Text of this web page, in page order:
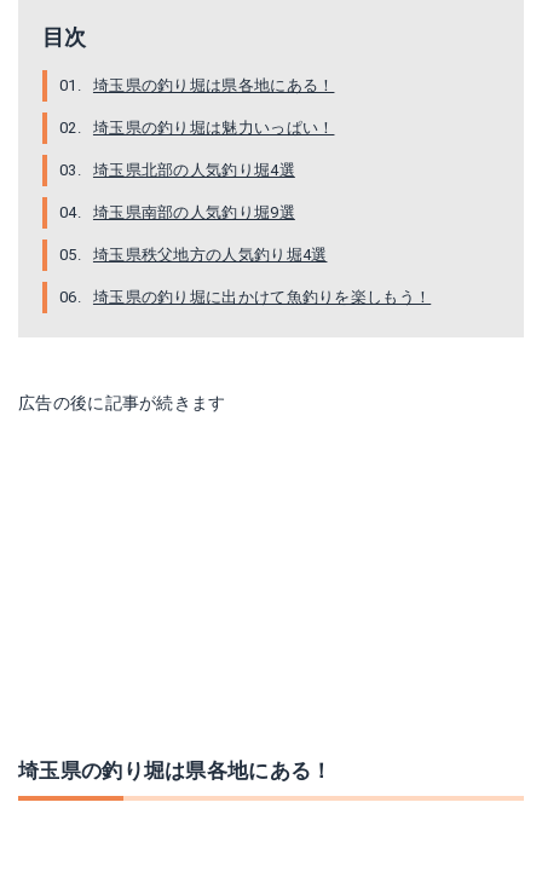
目次
埼玉県の釣り堀は県各地にある！
埼玉県の釣り堀は魅力いっぱい！
埼玉県北部の人気釣り堀4選
埼玉県南部の人気釣り堀9選
埼玉県秩父地方の人気釣り堀4選
埼玉県の釣り堀に出かけて魚釣りを楽しもう！
広告の後に記事が続きます
埼玉県の釣り堀は県各地にある！